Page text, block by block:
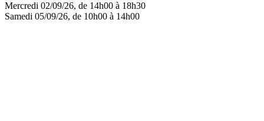
Mercredi 02/09/26, de 14h00 à 18h30
Samedi 05/09/26, de 10h00 à 14h00